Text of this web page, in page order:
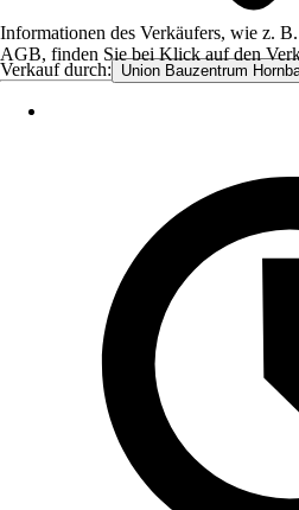
Verkauf durch: Union Bauzentrum
Informationen des Verkäufers, wie z.
AGB, finden Sie bei Klick auf den